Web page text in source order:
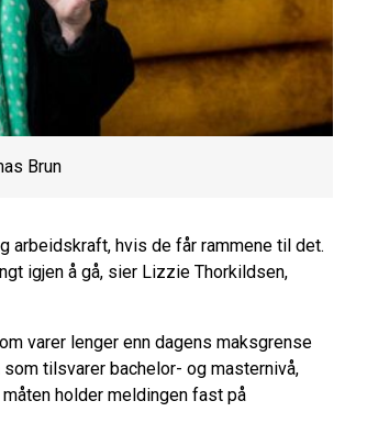
Brun
arbeidskraft, hvis de får rammene til det.
igjen å gå, sier Lizzie Thorkildsen,
varer lenger enn dagens maksgrense
tilsvarer bachelor- og masternivå,
holder meldingen fast på